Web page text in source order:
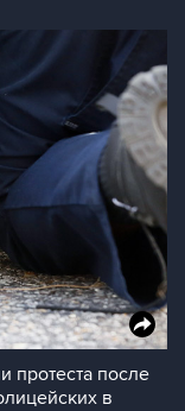
протеста после
в